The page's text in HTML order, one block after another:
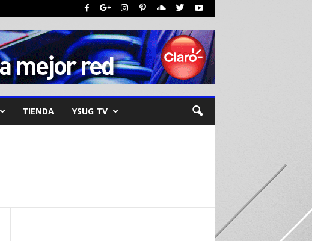
TIENDA YSUG TV